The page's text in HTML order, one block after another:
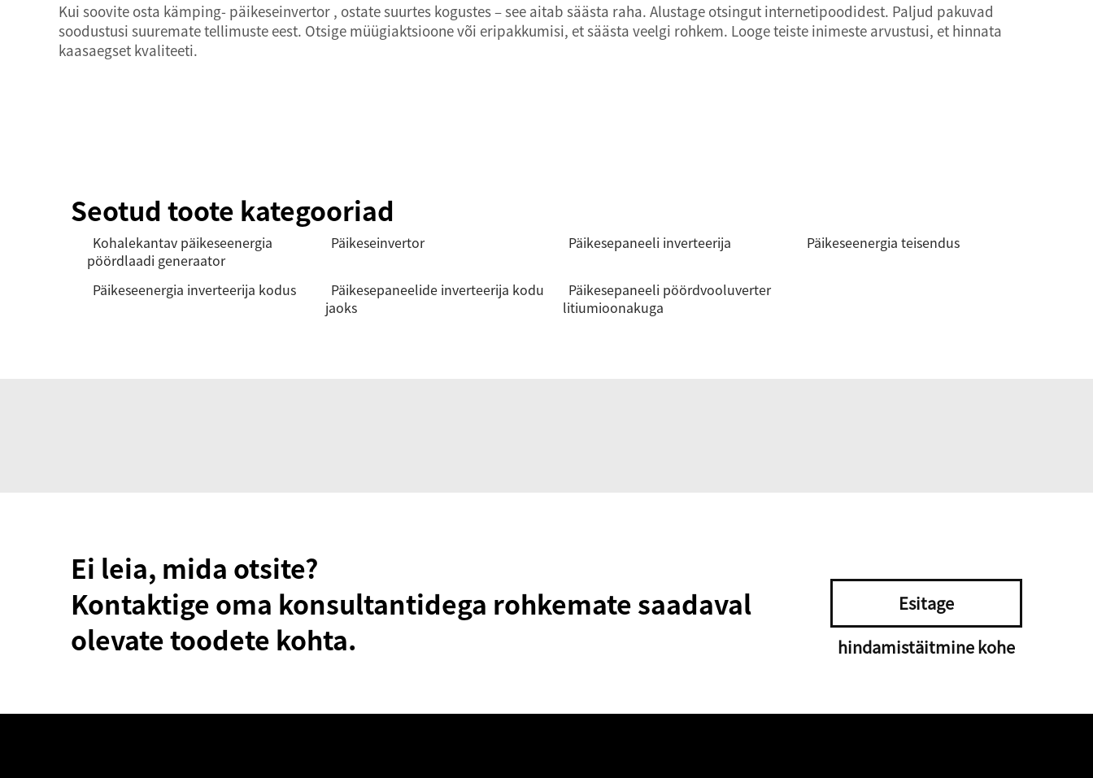
Kui soovite osta kämping- päikeseinvertor , ostate suurtes kogustes – see aitab säästa raha. Alustage otsingut internetipoodidest. Paljud pakuvad
soodustusi suuremate tellimuste eest. Otsige müügiaktsioone või eripakkumisi, et säästa veelgi rohkem. Looge teiste inimeste arvustusi, et hinnata
kaasaegset kvaliteeti.
Seotud toote kategooriad
Kohalekantav päikeseenergia
pöördlaadi generaator
Päikeseinvertor Päikesepaneeli inverteerija Päikeseenergia teisendus
Päikeseenergia inverteerija kodus
Päikesepaneelide inverteerija kodu
jaoks
Päikesepaneeli pöördvooluverter
litiumioonakuga
Ei leia, mida otsite?
Kontaktige oma konsultantidega rohkemate saadaval
olevate toodete kohta.
Esitage
hindamistäitmine kohe